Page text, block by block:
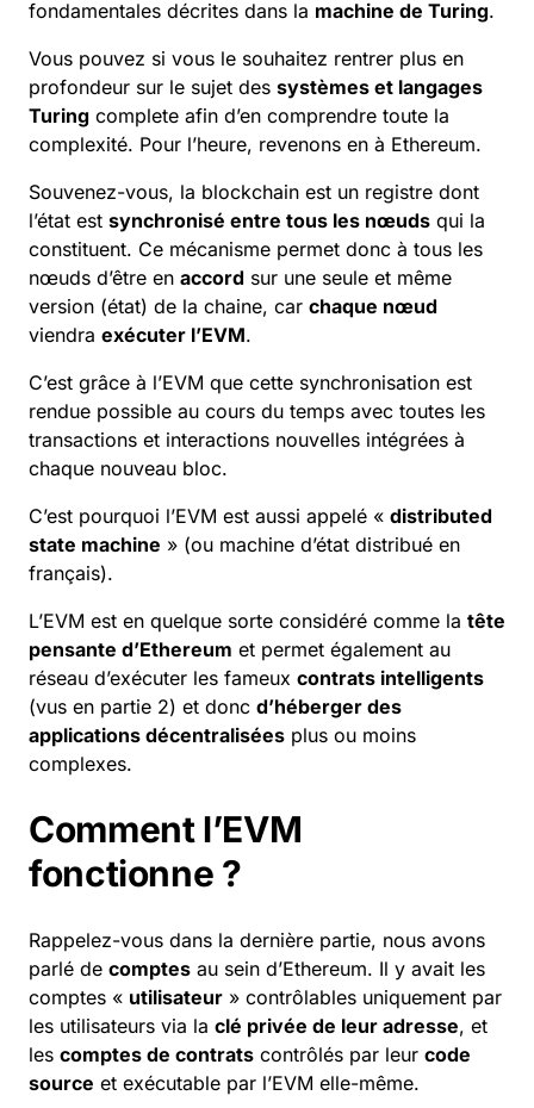
fondamentales décrites dans la machine de Turing.
Vous pouvez si vous le souhaitez rentrer plus en
profondeur sur le sujet des systèmes et langages
Turing complete afin d’en comprendre toute la
complexité. Pour l’heure, revenons en à Ethereum.
Souvenez-vous, la blockchain est un registre dont
l’état est synchronisé entre tous les nœuds qui la
constituent. Ce mécanisme permet donc à tous les
nœuds d’être en accord sur une seule et même
version (état) de la chaine, car chaque nœud
viendra exécuter l’EVM.
C’est grâce à l’EVM que cette synchronisation est
rendue possible au cours du temps avec toutes les
transactions et interactions nouvelles intégrées à
chaque nouveau bloc.
C’est pourquoi l’EVM est aussi appelé « distributed
state machine » (ou machine d’état distribué en
français).
L’EVM est en quelque sorte considéré comme la tête
pensante d’Ethereum et permet également au
réseau d’exécuter les fameux contrats intelligents
(vus en partie 2) et donc d’héberger des
applications décentralisées plus ou moins
complexes.
Comment l’EVM
fonctionne ?
Rappelez-vous dans la dernière partie, nous avons
parlé de comptes au sein d’Ethereum. Il y avait les
comptes « utilisateur » contrôlables uniquement par
les utilisateurs via la clé privée de leur adresse, et
les comptes de contrats contrôlés par leur code
source et exécutable par l’EVM elle-même.